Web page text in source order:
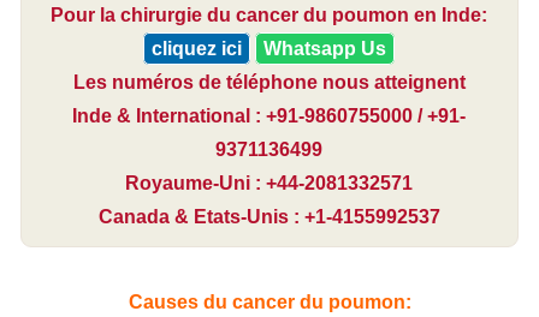
Pour la chirurgie du cancer du poumon en Inde:
cliquez ici
Whatsapp Us
Les numéros de téléphone nous atteignent
Inde & International : +91-9860755000 / +91-
9371136499
Royaume-Uni : +44-2081332571
Canada & Etats-Unis : +1-4155992537
Causes du cancer du poumon: